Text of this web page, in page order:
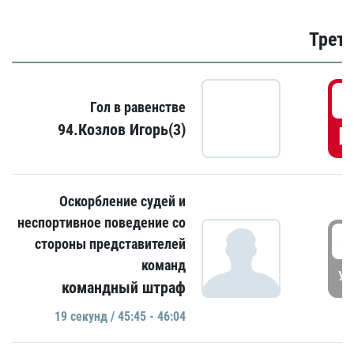
Гол в равенстве
94.Козлов Игорь(3)
Оскорбление судей и
неспортивное поведение со
стороны представителей
команд
командный штраф
19 секунд / 45:45 - 46:04